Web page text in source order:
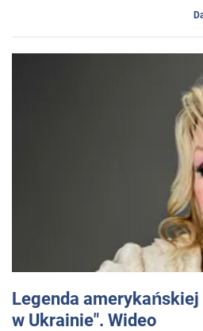
Legenda
w Ukrainie". Wideo